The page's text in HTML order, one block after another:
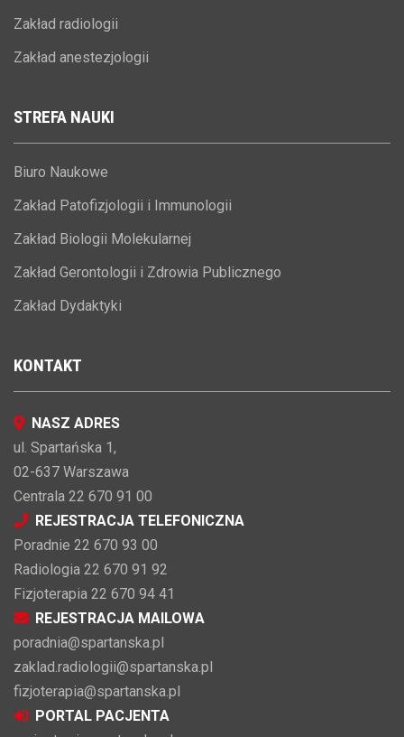
Zakład radiologii
Zakład anestezjologii
STREFA NAUKI
Biuro Naukowe
Zakład Patofizjologii i Immunologii
Zakład Biologii Molekularnej
Zakład Gerontologii i Zdrowia Publicznego
Zakład Dydaktyki
KONTAKT
NASZ ADRES
ul. Spartańska 1,
02-637 Warszawa
Centrala 22 670 91 00
REJESTRACJA TELEFONICZNA
Poradnie 22 670 93 00
Radiologia 22 670 91 92
Fizjoterapia 22 670 94 41
REJESTRACJA MAILOWA
poradnia@spartanska.pl
zaklad.radiologii@spartanska.pl
fizjoterapia@spartanska.pl
PORTAL PACJENTA